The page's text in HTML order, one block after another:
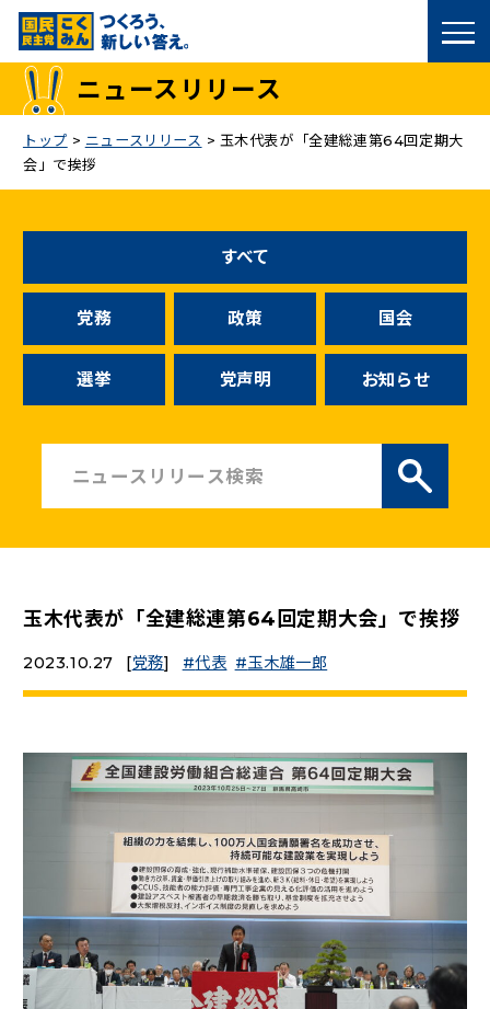
国民民主党トップ
議員
候補者公募
こくみん政治塾
お問い合わせ
ニュースリリース
こくみんうさぎの部屋
参加・サポート
TEAMこくみんうさぎ（新しいタブで開く）
こくみんオンラインスクール（新しいタブで開く）
国民民主党学生部（新しいタブで開く）
二次創作ガイドライン（新しいタブで開く）
プライバシーポリシー
特定商取引法に基づく表記
ニュースリリース
トップ > ニュースリリース > 玉木代表が「全建総連第64回定期大
会」で挨拶
すべて
党務 政策 国会
選挙 党声明 お知らせ
玉木代表が「全建総連第64回定期大会」で挨拶
2023.10.27 [党務] 代表 玉木雄一郎